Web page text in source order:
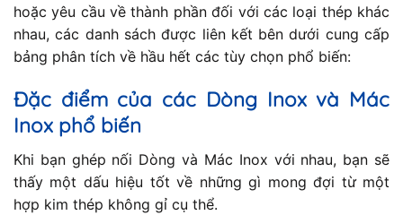
hoặc yêu cầu về thành phần đối với các loại thép khác
nhau, các danh sách được liên kết bên dưới cung cấp
bảng phân tích về hầu hết các tùy chọn phổ biến:
Đặc điểm của các Dòng Inox và Mác
Inox phổ biến
Khi bạn ghép nối Dòng và Mác Inox với nhau, bạn sẽ
thấy một dấu hiệu tốt về những gì mong đợi từ một
hợp kim thép không gỉ cụ thể.